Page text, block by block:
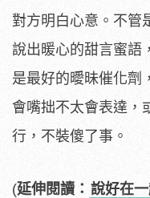
對方明白心意。不管
說出暖心的甜言蜜語
是最好的曖昧催化劑
會嘴拙不太會表達，
行，不裝傻了事。
(延伸閱讀： 說好在